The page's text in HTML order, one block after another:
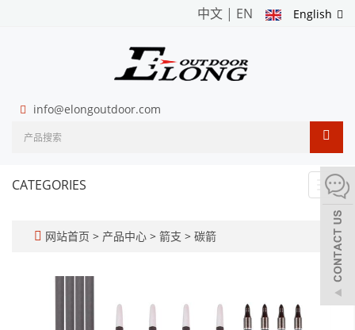
English
中文 | EN
info@elongoutdoor.com
CATEGORIES
网站首页 > 产品中心 > 箭支 > 碳箭